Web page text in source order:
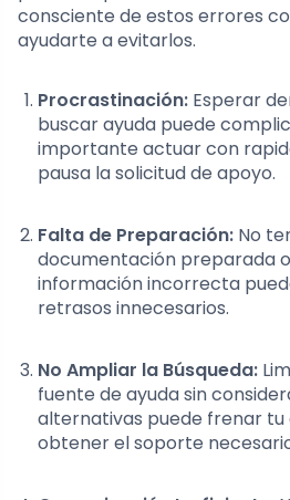
consciente de estos errores
ayudarte a evitarlos.
Procrastinación: Esperar
buscar ayuda puede
importante actuar con
pausa la solicitud de apoyo.
Falta de Preparación: No
documentación preparada
información incorrecta
retrasos innecesarios.
No Ampliar la Búsqueda:
fuente de ayuda sin
alternativas puede frenar
obtener el soporte